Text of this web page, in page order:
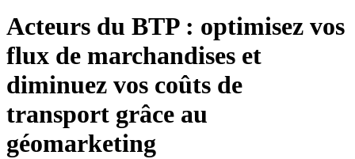
Acteurs du BTP : optimisez vos
flux de marchandises et
diminuez vos coûts de
transport grâce au
géomarketing